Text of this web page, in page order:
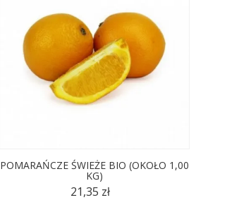
POMARAŃCZE ŚWIEŻE BIO (OKOŁO 1,00
KG)
21,35 zł